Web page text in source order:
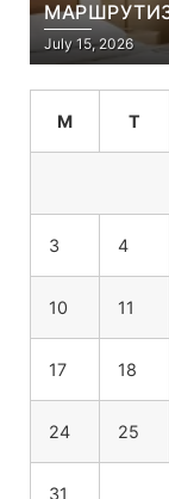
ЛЮТУЮ
July 15, 2026
M T
3 4
10 11
17 18
24 25
31